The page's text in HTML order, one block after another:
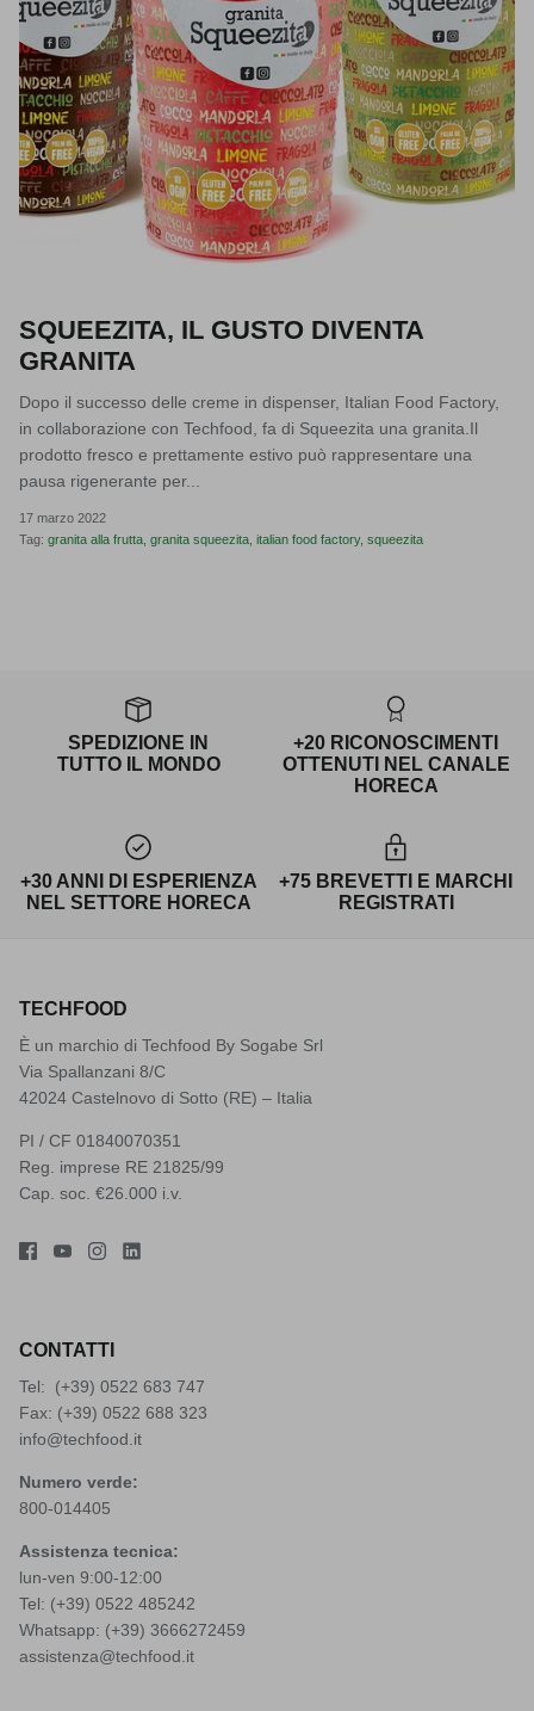
SQUEEZITA, IL GUSTO DIVENTA
GRANITA
Dopo il successo delle creme in dispenser, Italian Food Factory,
in collaborazione con Techfood, fa di Squeezita una granita.Il
prodotto fresco e prettamente estivo può rappresentare una
pausa rigenerante per...
17 marzo 2022
Tag: granita alla frutta granita squeezita italian food factory squeezita
SPEDIZIONE IN
TUTTO IL MONDO
+20 RICONOSCIMENTI
OTTENUTI NEL CANALE
HORECA
+30 ANNI DI ESPERIENZA
NEL SETTORE HORECA
+75 BREVETTI E MARCHI
REGISTRATI
TECHFOOD
È un marchio di Techfood By Sogabe Srl
Via Spallanzani 8/C
42024 Castelnovo di Sotto (RE) – Italia
PI / CF 01840070351
Reg. imprese RE 21825/99
Cap. soc. €26.000 i.v.
CONTATTI
Tel: (+39) 0522 683 747
Fax: (+39) 0522 688 323
info@techfood.it
Numero verde:
800-014405
Assistenza tecnica:
lun-ven 9:00-12:00
Tel: (+39) 0522 485242
Whatsapp: (+39) 3666272459
assistenza@techfood.it